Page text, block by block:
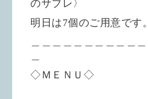
のサブレ〉
明日は7個のご用意です。
◇ＭＥＮＵ◇